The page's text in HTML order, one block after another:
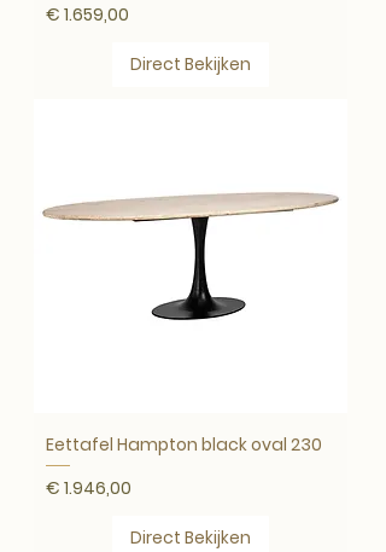
Prijs
€ 1.659,00
Direct Bekijken
Eettafel Hampton black oval 230
Prijs
€ 1.946,00
Direct Bekijken